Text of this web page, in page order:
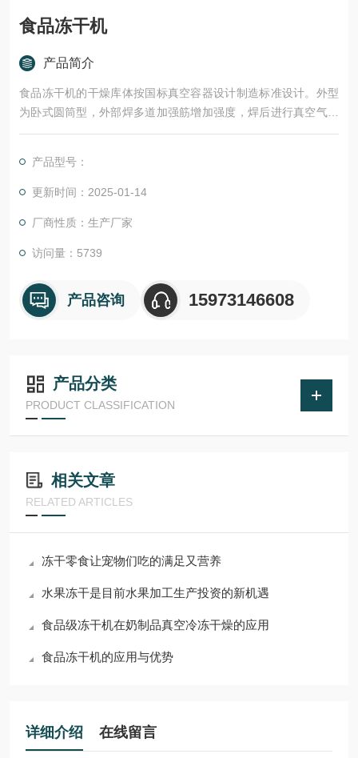
食品冻干机
产品简介
食品冻干机的干燥库体按国标真空容器设计制造标准设计。外型
为卧式圆筒型，外部焊多道加强筋增加强度，焊后进行真空气密
性试验。干燥库门和干燥库之间用硅橡胶条密封，箱体上装有带
带加强筋卧式圆筒型 设计标准 真空容器设计制造标准材 质 SUS
或Q235A 箱体漏率 25Pa&
产品型号：
更新时间：2025-01-14
厂商性质：生产厂家
访问量：5739
产品咨询 15973146608
产品分类
PRODUCT CLASSIFICATION
相关文章
RELATED ARTICLES
冻干零食让宠物们吃的满足又营养
水果冻干是目前水果加工生产投资的新机遇
食品级冻干机在奶制品真空冷冻干燥的应用
食品冻干机的应用与优势
详细介绍 在线留言